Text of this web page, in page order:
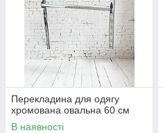
Перекладина для одягу
хромована овальна 60 см
В наявності